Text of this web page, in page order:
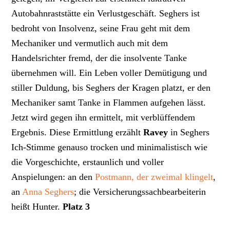
Autobahnraststätte ein Verlustgeschäft. Seghers ist
bedroht von Insolvenz, seine Frau geht mit dem
Mechaniker und vermutlich auch mit dem
Handelsrichter fremd, der die insolvente Tanke
übernehmen will. Ein Leben voller Demütigung und
stiller Duldung, bis Seghers der Kragen platzt, er den
Mechaniker samt Tanke in Flammen aufgehen lässt.
Jetzt wird gegen ihn ermittelt, mit verblüffendem
Ergebnis. Diese Ermittlung erzähltRavey in Seghers
Ich-Stimme genauso trocken und minimalistisch wie
die Vorgeschichte, erstaunlich und voller
Anspielungen: an denPostmann, der zweimal klingelt,
anAnna Seghers; die Versicherungssachbearbeiterin
heißt Hunter.Platz 3